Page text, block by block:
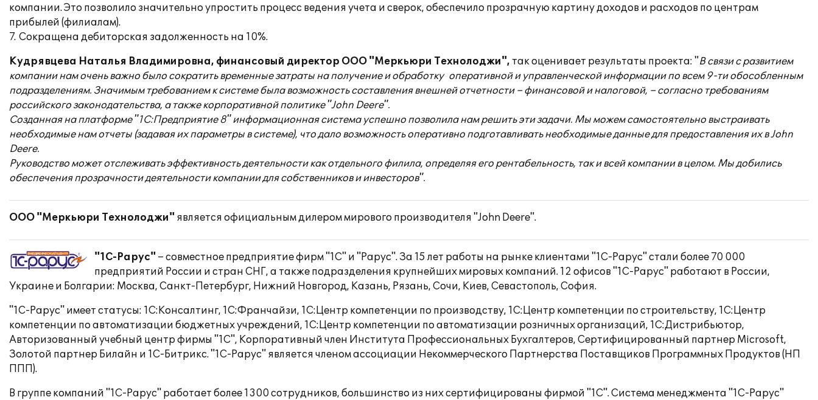
компании. Это позволило значительно упростить процесс ведения учета и сверок, обеспечило прозрачную картину доходов и расходов по центрам
прибылей (филиалам).
7. Сокращена дебиторская задолженность на 10%.
Кудрявцева Наталья Владимировна, финансовый директор ООО "Меркьюри Технолоджи", так оценивает результаты проекта: "В связи с развитием
компании нам очень важно было сократить временные затраты на получение и обработку оперативной и управленческой информации по всем 9-ти обособленным
подразделениям. Значимым требованием к системе была возможность составления внешней отчетности – финансовой и налоговой, – согласно требованиям
российского законодательства, а также корпоративной политике "John Deere".
Созданная на платформе "1С:Предприятие 8" информационная система успешно позволила нам решить эти задачи. Мы можем самостоятельно выстраивать
необходимые нам отчеты (задавая их параметры в системе), что дало возможность оперативно подготавливать необходимые данные для предоставления их в John
Deere.
Руководство может отслеживать эффективность деятельности как отдельного филила, определяя его рентабельность, так и всей компании в целом. Мы добились
обеспечения прозрачности деятельности компании для собственников и инвесторов".
ООО "Меркьюри Технолоджи" является официальным дилером мирового производителя "John Deere".
"1С-Рарус" – совместное предприятие фирм "1С" и "Рарус". За 15 лет работы на рынке клиентами "1С-Рарус" стали более 70 000
предприятий России и стран СНГ, а также подразделения крупнейших мировых компаний. 12 офисов "1С-Рарус" работают в России,
Украине и Болгарии: Москва, Санкт-Петербург, Нижний Новгород, Казань, Рязань, Сочи, Киев, Севастополь, София.
"1С-Рарус" имеет статусы: 1С:Консалтинг, 1С:Франчайзи, 1С:Центр компетенции по производству, 1С:Центр компетенции по строительству, 1С:Центр
компетенции по автоматизации бюджетных учреждений, 1С:Центр компетенции по автоматизации розничных организаций, 1С:Дистрибьютор,
Авторизованный учебный центр фирмы "1С", Корпоративный член Института Профессиональных Бухгалтеров, Сертифицированный партнер Microsoft,
Золотой партнер Билайн и 1С-Битрикс. "1С-Рарус" является членом ассоциации Некоммерческого Партнерства Поставщиков Программных Продуктов (НП
ППП).
В группе компаний "1С-Рарус" работает более 1300 сотрудников, большинство из них сертифицированы фирмой "1С". Система менеджмента "1С-Рарус"